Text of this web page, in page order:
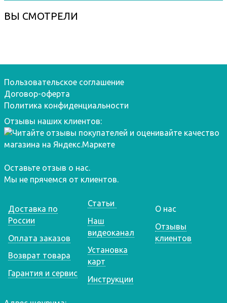
ВЫ СМОТРЕЛИ
Пользовательское соглашение
Договор-оферта
Политика конфиденциальности
Отзывы наших клиентов:
Оставьте отзыв о нас.
Мы не прячемся от клиентов.
Доставка по
России
Оплата заказов
Возврат товара
Гарантия и сервис
Статьи
Наш
видеоканал
Установка
карт
Инструкции
О нас
Отзывы
клиентов